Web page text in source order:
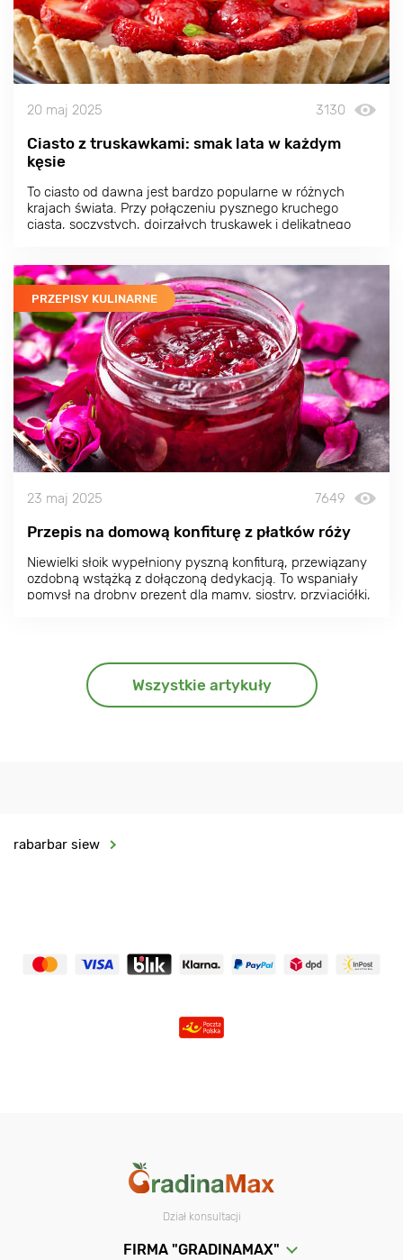
20 maj 2025 3130
Ciasto z truskawkami: smak lata w każdym
kęsie
To ciasto od dawna jest bardzo popularne w różnych
krajach świata. Przy połączeniu pysznego kruchego
ciasta, soczystych, dojrzałych truskawek i delikatnego
PRZEPISY KULINARNE
23 maj 2025 7649
Przepis na domową konfiturę z płatków róży
Niewielki słoik wypełniony pyszną konfiturą, przewiązany
ozdobną wstążką z dołączoną dedykacją. To wspaniały
pomysł na drobny prezent dla mamy, siostry, przyjaciółki,
Wszystkie artykuły
rabarbar siew
Dział konsultacji
FIRMA "GRADINAMAX"